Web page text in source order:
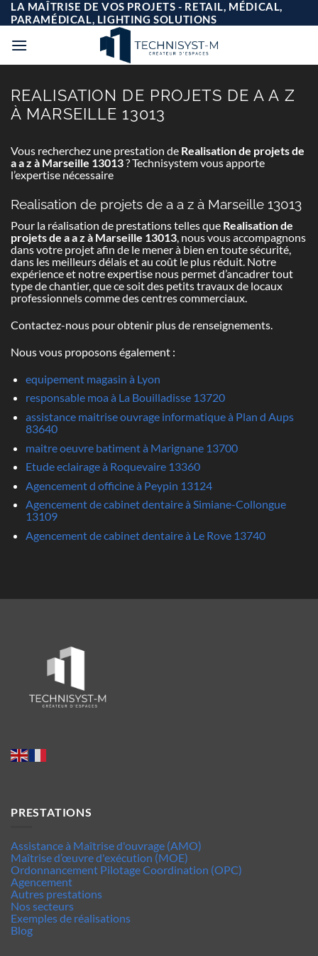
Passer
au
contenu
LA MAÎTRISE DE VOS PROJETS - RETAIL, MÉDICAL,
PARAMÉDICAL, LIGHTING SOLUTIONS
REALISATION DE PROJETS DE A A Z
À MARSEILLE 13013
Vous recherchez une prestation de Realisation de projets de
a a z à Marseille 13013? Technisystem vous apporte
l’expertise nécessaire
Realisation de projets de a a z à Marseille 13013
Pour la réalisation de prestations telles que Realisation de
projets de a a z à Marseille 13013, nous vous accompagnons
dans votre projet afin de le mener à bien en toute sécurité,
dans les meilleurs délais et au coût le plus réduit. Notre
expérience et notre expertise nous permet d’ancadrer tout
type de chantier, que ce soit des petits travaux de locaux
professionnels comme des centres commerciaux.
Contactez-nous pour obtenir plus de renseignements.
Nous vous proposons également :
equipement magasin à Lyon
responsable moa à La Bouilladisse 13720
assistance maitrise ouvrage informatique à Plan d Aups
83640
maitre oeuvre batiment à Marignane 13700
Etude eclairage à Roquevaire 13360
Agencement d officine à Peypin 13124
Agencement de cabinet dentaire à Simiane-Collongue
13109
Agencement de cabinet dentaire à Le Rove 13740
PRESTATIONS
Assistance à Maîtrise d'ouvrage (AMO)
Maîtrise d’œuvre d'exécution (MOE)
Ordonnancement Pilotage Coordination (OPC)
Agencement
Autres prestations
Nos secteurs
Exemples de réalisations
Blog